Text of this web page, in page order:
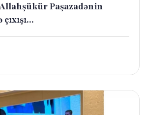
Paşazadənin